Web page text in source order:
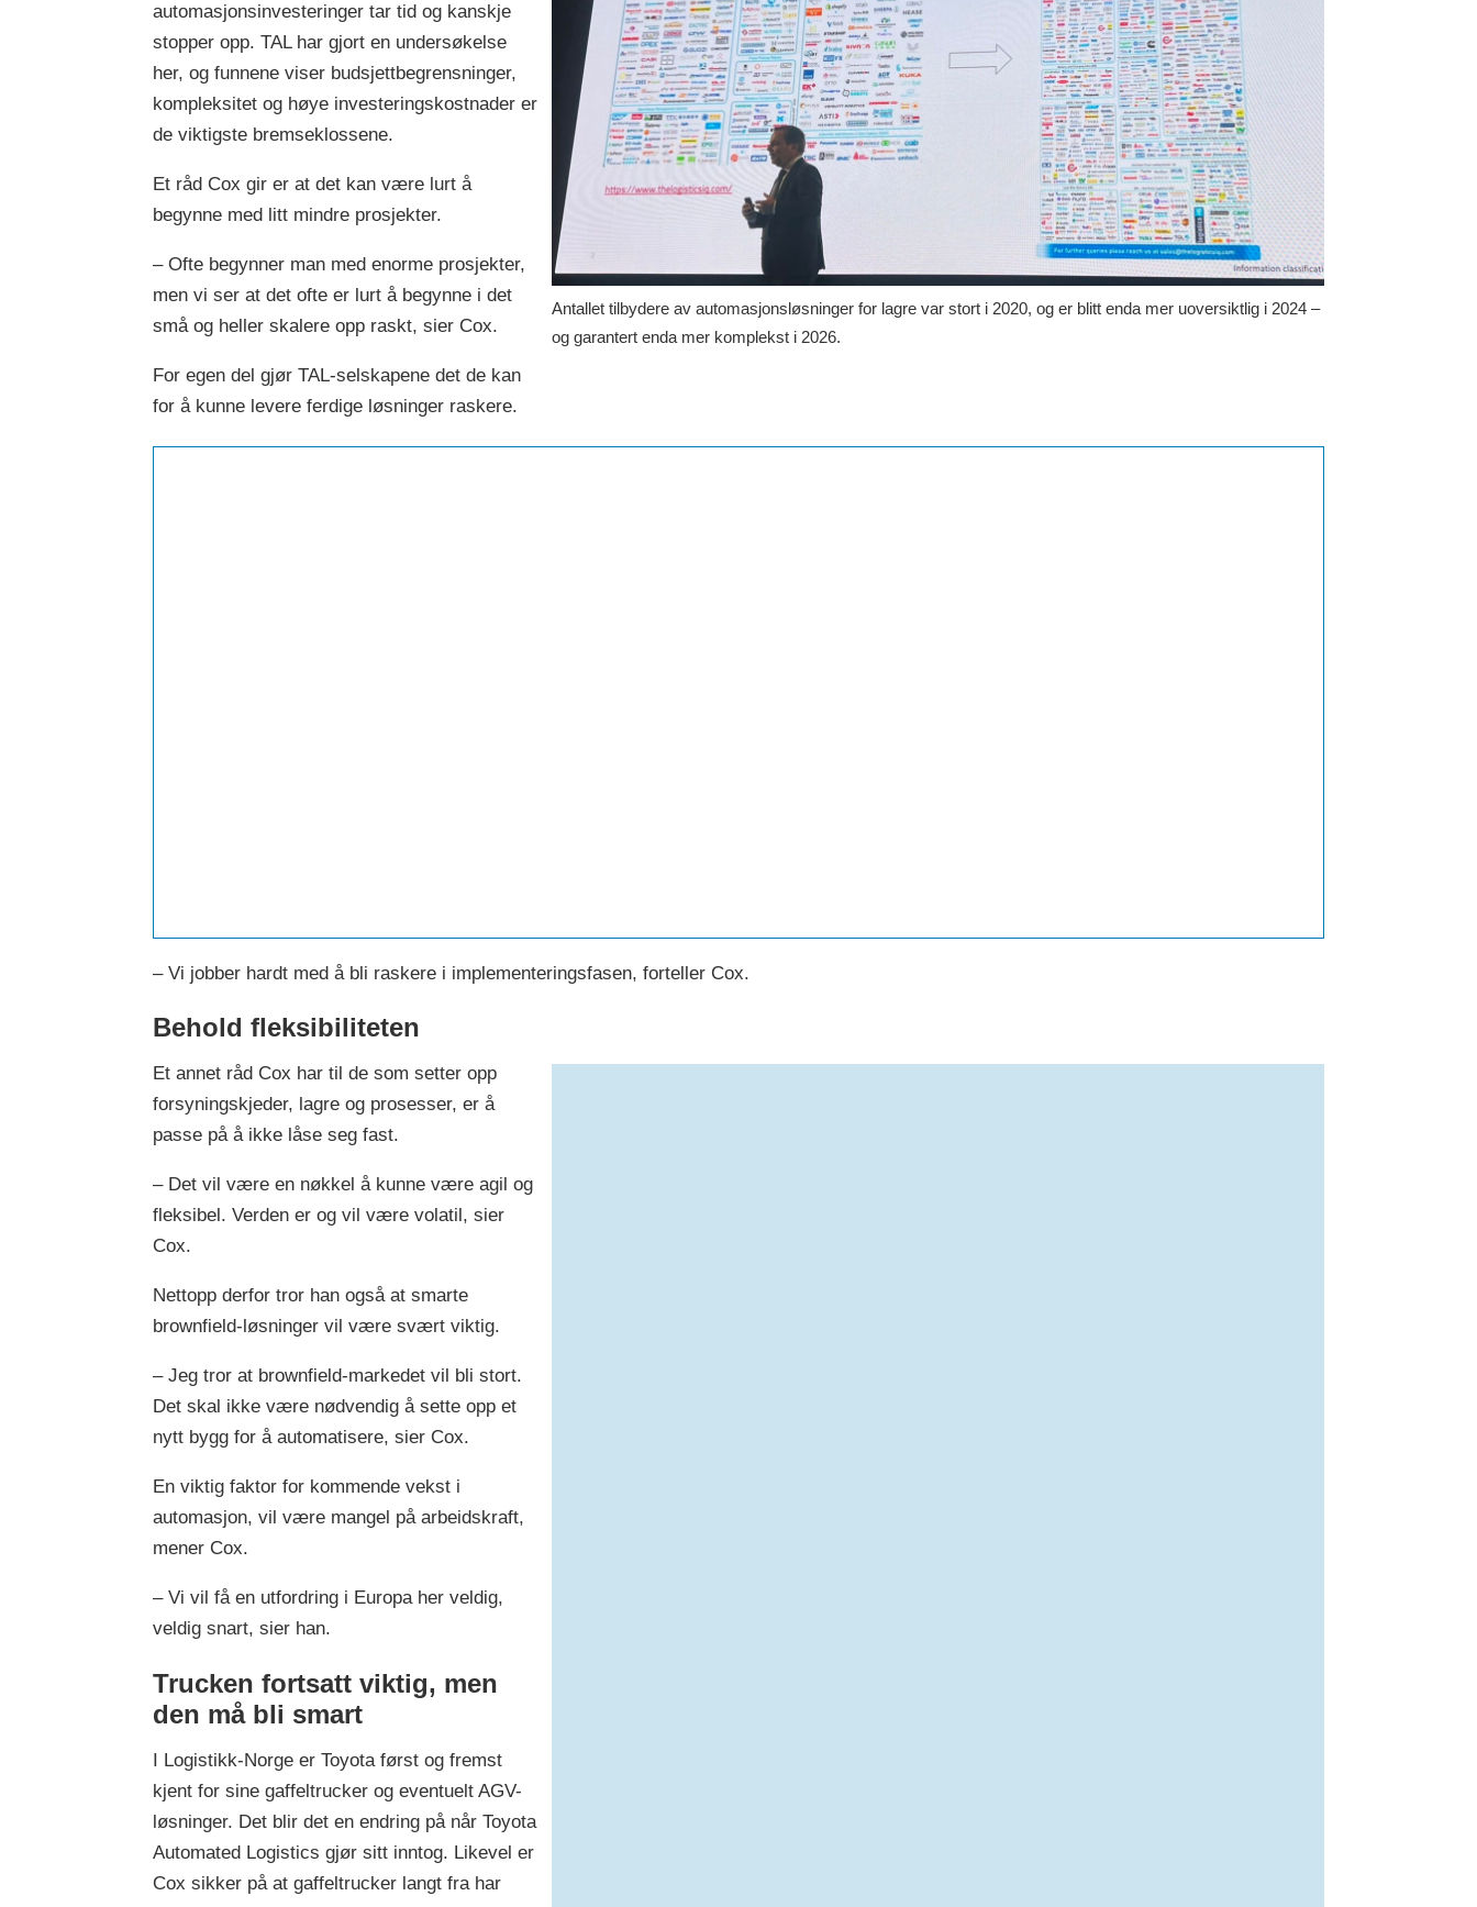
Antallet tilbydere av automasjonsløsninger for lagre var stort i 2020, og er blitt enda mer uoversiktlig i 2024 –
og garantert enda mer komplekst i 2026.
automasjonsinvesteringer tar tid og kanskje
stopper opp. TAL har gjort en undersøkelse
her, og funnene viser budsjettbegrensninger,
kompleksitet og høye investeringskostnader er
de viktigste bremseklossene.
Et råd Cox gir er at det kan være lurt å
begynne med litt mindre prosjekter.
– Ofte begynner man med enorme prosjekter,
men vi ser at det ofte er lurt å begynne i det
små og heller skalere opp raskt, sier Cox.
For egen del gjør TAL-selskapene det de kan
for å kunne levere ferdige løsninger raskere.
– Vi jobber hardt med å bli raskere i implementeringsfasen, forteller Cox.
Behold fleksibiliteten
Et annet råd Cox har til de som setter opp
forsyningskjeder, lagre og prosesser, er å
passe på å ikke låse seg fast.
– Det vil være en nøkkel å kunne være agil og
fleksibel. Verden er og vil være volatil, sier
Cox.
Nettopp derfor tror han også at smarte
brownfield-løsninger vil være svært viktig.
– Jeg tror at brownfield-markedet vil bli stort.
Det skal ikke være nødvendig å sette opp et
nytt bygg for å automatisere, sier Cox.
En viktig faktor for kommende vekst i
automasjon, vil være mangel på arbeidskraft,
mener Cox.
– Vi vil få en utfordring i Europa her veldig,
veldig snart, sier han.
Trucken fortsatt viktig, men
den må bli smart
I Logistikk-Norge er Toyota først og fremst
kjent for sine gaffeltrucker og eventuelt AGV-
løsninger. Det blir det en endring på når Toyota
Automated Logistics gjør sitt inntog. Likevel er
Cox sikker på at gaffeltrucker langt fra har